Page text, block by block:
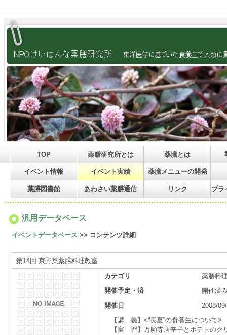
TOP 薬膳研究所とは 薬膳とは
イベント情報 イベント実績 薬膳メニューの開発
薬膳図書館 あわさい薬膳通信 リンク プラ
汎用データベース
イベントデータベース >> コンテンツ詳細
第14回 京野菜薬膳料理教室
カテゴリ
薬膳料
開催予定・済
開催済
開催日
2008/
【講 義】<“長夏”の食養生について>
【実 習】万願寺唐辛子とポテトのク